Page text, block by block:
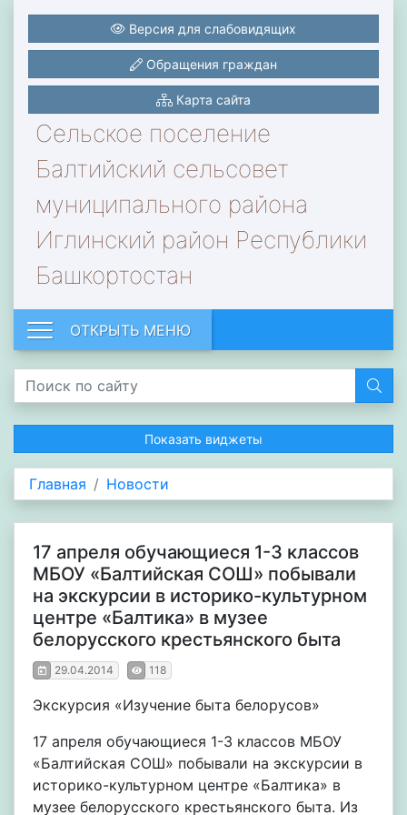
Сельское поселение
Балтийский сельсовет
муниципального района
Иглинский район Республики
Башкортостан
Версия для слабовидящих
Обращения граждан
Карта сайта
ОТКРЫТЬ МЕНЮ
Показать виджеты
Главная Новости
17 апреля обучающиеся 1-3 классов
МБОУ «Балтийская СОШ» побывали
на экскурсии в историко-культурном
центре «Балтика» в музее
белорусского крестьянского быта
29.04.2014 118
Экскурсия «Изучение быта белорусов»
17 апреля обучающиеся 1-3 классов МБОУ
«Балтийская СОШ» побывали на экскурсии в
историко-культурном центре «Балтика» в
музее белорусского крестьянского быта. Из